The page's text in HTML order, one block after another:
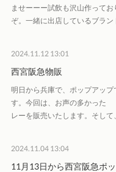
ませーーー試飲も沢山作ってお
ぞ。一緒に出店しているブラン
2024.11.12 13:01
西宮阪急物販
明日から兵庫で、ポップアッ
す。今回は、お声の多かった
レーを販売いたします。そし
2024.11.04 13:04
11月13日から西宮阪急ポ